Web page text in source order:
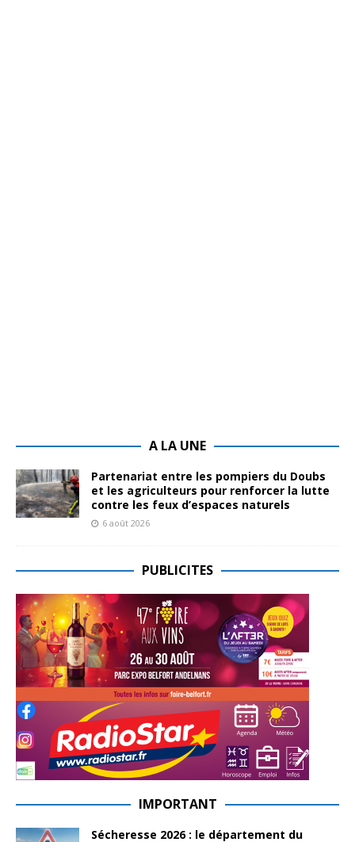
A LA UNE
Partenariat entre les pompiers du Doubs
et les agriculteurs pour renforcer la lutte
contre les feux d’espaces naturels
6 août 2026
PUBLICITES
IMPORTANT
Sécheresse 2026 : le département du